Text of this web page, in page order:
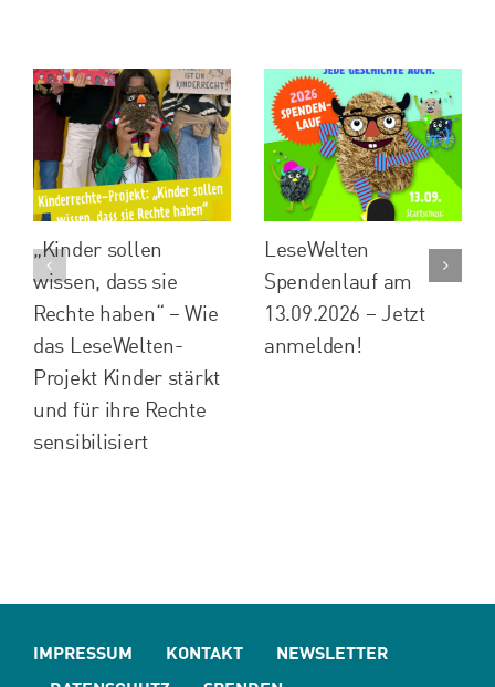
„Kinder sollen
wissen, dass sie
Rechte haben“ – Wie
das LeseWelten-
Projekt Kinder stärkt
und für ihre Rechte
sensibilisiert
LeseWelten
Spendenlauf am
13.09.2026 – Jetzt
anmelden!
IMPRESSUM KONTAKT
NEWSLETTER